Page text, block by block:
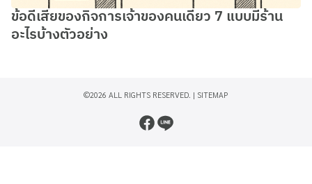
ข้อดีเสียของกิจการเจ้าของคนเดียว 7 แบบมีร้าน
อะไรบ้างตัวอย่าง
©2026 ALL RIGHTS RESERVED. | SITEMAP